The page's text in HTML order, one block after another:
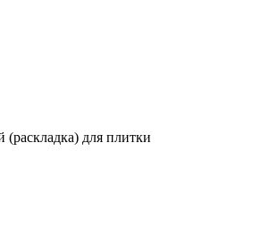
для плитки